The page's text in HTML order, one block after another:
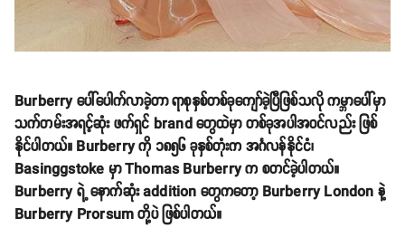
Burberry ပေါ်ပေါက်လာခဲ့တာ ရာစုနှစ်တစ်ခုကျော်ခဲ့ပြီဖြစ်သလို ကမ္ဘာပေါ်မှာ
သက်တမ်းအရင့်ဆုံး ဖက်ရှင် brand တွေထဲမှာ တစ်ခုအပါအဝင်လည်း ဖြစ်
နိုင်ပါတယ်။ Burberry ကို ၁၈၅၆ ခုနှစ်တုံးက အင်္ဂလန်နိုင်ငံ၊
Basinggstoke မှာ Thomas Burberry က စတင်ခဲ့ပါတယ်။
Burberry ရဲ့ နောက်ဆုံး addition တွေကတော့ Burberry London နဲ့
Burberry Prorsum တို့ပဲ ဖြစ်ပါတယ်။